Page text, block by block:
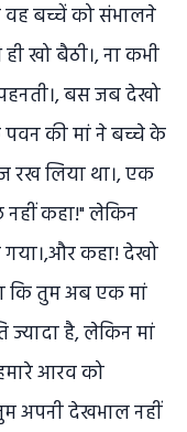
वह बच्चें को संभालने
खो बैठी।, ना कभी
बस जब देखो
की मां ने बच्चे के
रख लिया था।, एक
कहा!" लेकिन
कहा! देखो
कि तुम अब एक मां
ज्यादा है, लेकिन मां
आरव को
अपनी देखभाल नहीं